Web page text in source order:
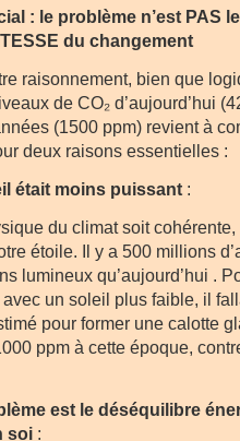
: le problème n’est PAS
du changement
raisonnement, bien que
de CO₂ d’aujourd’hui
(1500 ppm) revient à
deux raisons essentielles :
était moins puissant :
du climat soit
étoile. Il y a 500 millions
lumineux qu’aujourd’hui .
un soleil plus faible, il
pour former une calotte
ppm à cette époque,
est le déséquilibre
soi :